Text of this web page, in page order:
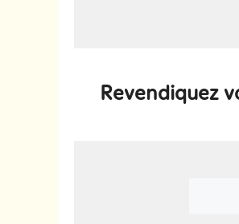
Revendiquez